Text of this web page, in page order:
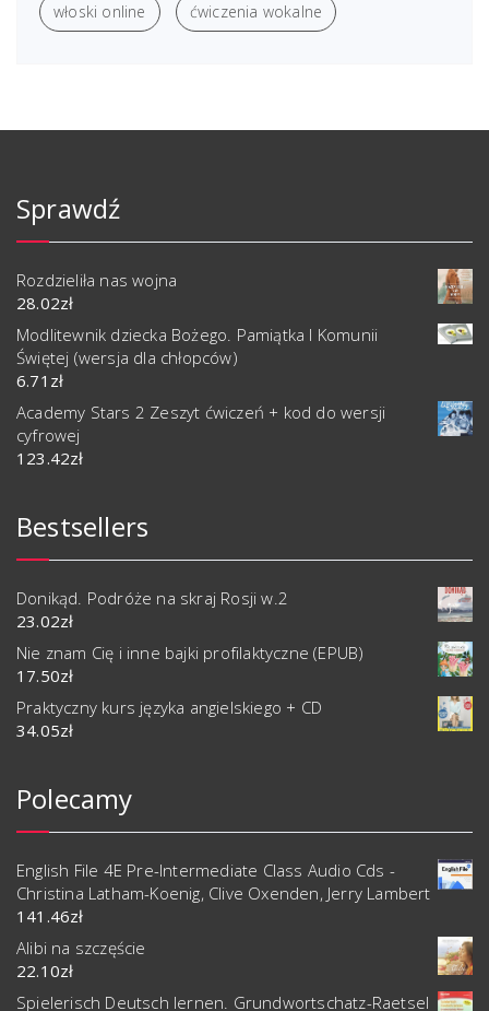
włoski online ćwiczenia wokalne
Sprawdź
Rozdzieliła nas wojna
28.02zł
Modlitewnik dziecka Bożego. Pamiątka I Komunii
Świętej (wersja dla chłopców)
6.71 zł
Academy Stars 2 Zeszyt ćwiczeń + kod do wersji
cyfrowej
123.42zł
Bestsellers
Donikąd. Podróże na skraj Rosji w.2
23.02zł
Nie znam Cię i inne bajki profilaktyczne (EPUB)
17.50zł
Praktyczny kurs języka angielskiego + CD
34.05zł
Polecamy
English File 4E Pre-Intermediate Class Audio Cds -
Christina Latham-Koenig, Clive Oxenden, Jerry Lambert
141.46zł
Alibi na szczęście
22.10zł
Spielerisch Deutsch lernen. Grundwortschatz-Raetsel